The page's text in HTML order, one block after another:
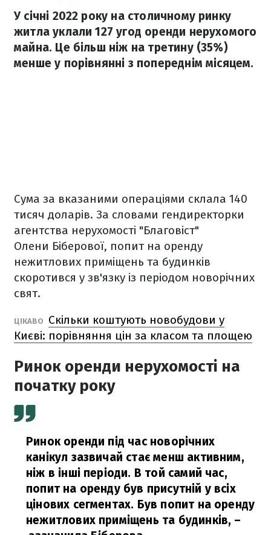
У січні 2022 року на столичному ринку
житла уклали 127 угод оренди нерухомого
майна. Це більш ніж на третину (35%)
менше у порівнянні з попереднім місяцем.
Сума за вказаними операціями склала 140
тисяч доларів. За словами гендиректорки
агентства нерухомості "Благовіст"
Олени Біберової, попит на оренду
нежитлових приміщень та будинків
скоротився у зв'язку із періодом новорічних
свят.
ЦІКАВО
Скільки коштують новобудови у
Києві: порівняння цін за класом та площею
Ринок оренди нерухомості на
початку року
Ринок оренди під час новорічних
канікул зазвичай стає менш активним,
ніж в інші періоди. В той самий час,
попит на оренду був присутній у всіх
цінових сегментах. Був попит на оренду
нежитлових приміщень та будинків, –